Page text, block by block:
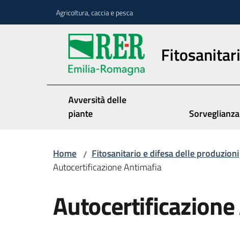
Agricoltura, caccia e pesca
Avversità delle
piante
Sorveglianza
Home / Fitosanitario e difesa delle produzioni
Autocertificazione Antimafia